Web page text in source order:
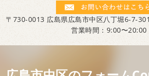
〒730-0013 広島県広島市中区八丁堀6-7-
営業時間：9:00〜20:00